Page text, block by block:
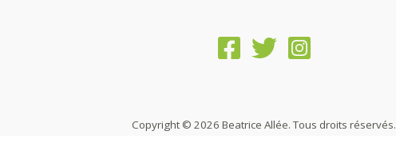
Copyright © 2026 Beatrice Allée. Tous droits réservés.